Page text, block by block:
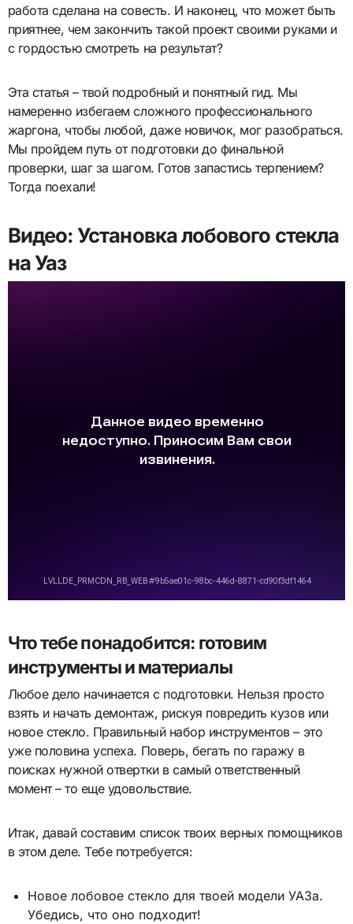
работа сделана на совесть. И наконец, что может быть
приятнее, чем закончить такой проект своими руками и
с гордостью смотреть на результат?
Эта статья – твой подробный и понятный гид. Мы
намеренно избегаем сложного профессионального
жаргона, чтобы любой, даже новичок, мог разобраться.
Мы пройдем путь от подготовки до финальной
проверки, шаг за шагом. Готов запастись терпением?
Тогда поехали!
Видео: Установка лобового стекла
на Уаз
Что тебе понадобится: готовим
инструменты и материалы
Любое дело начинается с подготовки. Нельзя просто
взять и начать демонтаж, рискуя повредить кузов или
новое стекло. Правильный набор инструментов – это
уже половина успеха. Поверь, бегать по гаражу в
поисках нужной отвертки в самый ответственный
момент – то еще удовольствие.
Итак, давай составим список твоих верных помощников
в этом деле. Тебе потребуется:
Новое лобовое стекло для твоей модели УАЗа.
Убедись, что оно подходит!